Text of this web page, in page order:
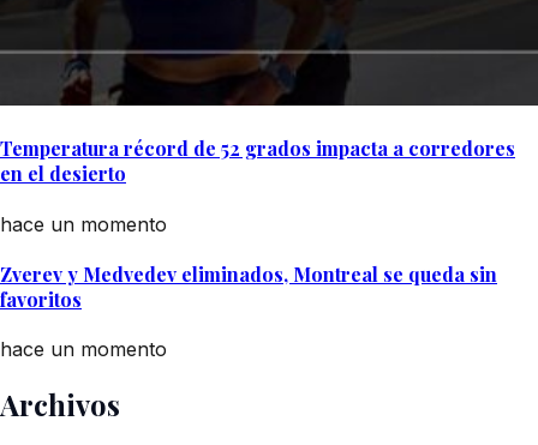
Temperatura récord de 52 grados impacta a corredores
en el desierto
hace un momento
Zverev y Medvedev eliminados, Montreal se queda sin
favoritos
hace un momento
Archivos